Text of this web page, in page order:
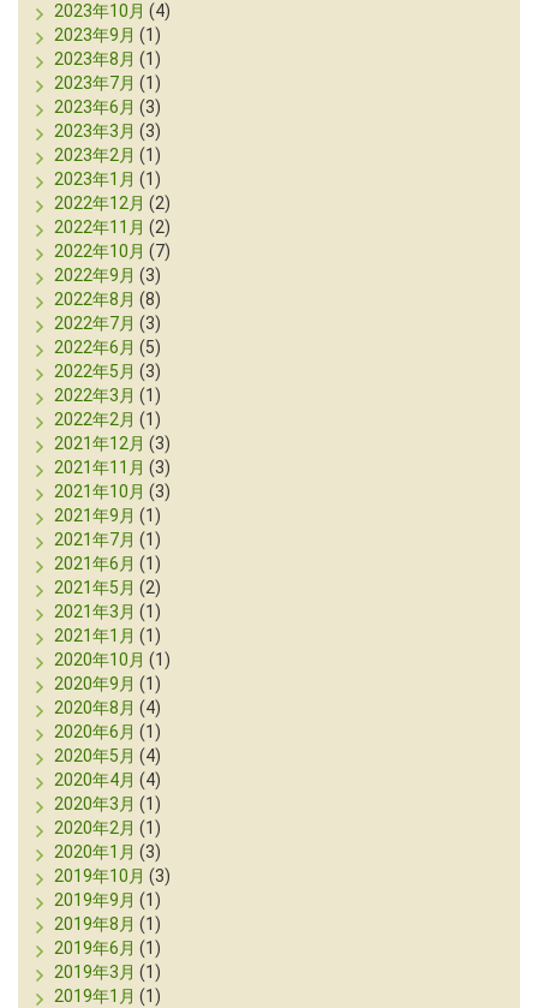
2023年10月 (4)
2023年9月 (1)
2023年8月 (1)
2023年7月 (1)
2023年6月 (3)
2023年3月 (3)
2023年2月 (1)
2023年1月 (1)
2022年12月 (2)
2022年11月 (2)
2022年10月 (7)
2022年9月 (3)
2022年8月 (8)
2022年7月 (3)
2022年6月 (5)
2022年5月 (3)
2022年3月 (1)
2022年2月 (1)
2021年12月 (3)
2021年11月 (3)
2021年10月 (3)
2021年9月 (1)
2021年7月 (1)
2021年6月 (1)
2021年5月 (2)
2021年3月 (1)
2021年1月 (1)
2020年10月 (1)
2020年9月 (1)
2020年8月 (4)
2020年6月 (1)
2020年5月 (4)
2020年4月 (4)
2020年3月 (1)
2020年2月 (1)
2020年1月 (3)
2019年10月 (3)
2019年9月 (1)
2019年8月 (1)
2019年6月 (1)
2019年3月 (1)
2019年1月 (1)